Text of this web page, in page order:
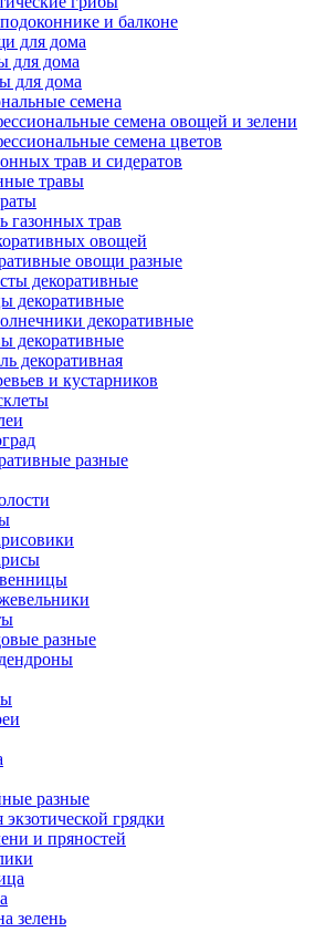
и балконе
для дома
для дома
для дома
семена
семена овощей и зелени
семена цветов
трав и сидератов
травы
газонных трав
овощей
овощи разные
декоративные
декоративные
декоративные
декоративные
декоративная
и кустарников
разные
разные
разные
грядки
и пряностей
зелень